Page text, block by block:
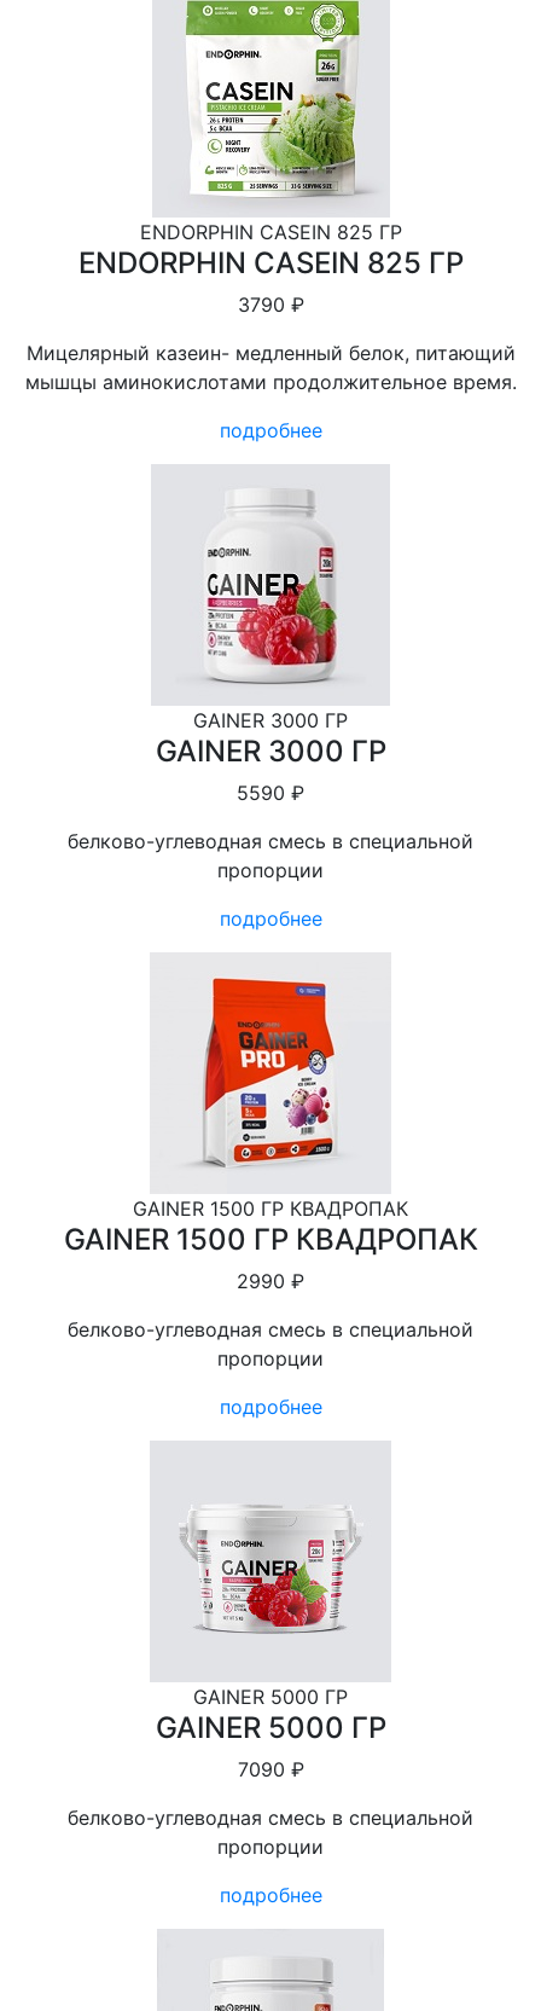
ENDORPHIN CASEIN 825 ГР
ENDORPHIN CASEIN 825 ГР
3790 ₽
Мицелярный казеин- медленный белок, питающий
мышцы аминокислотами продолжительное время.
подробнее
GAINER 3000 ГР
GAINER 3000 ГР
5590 ₽
белково-углеводная смесь в специальной
пропорции
подробнее
GAINER 1500 ГР КВАДРОПАК
GAINER 1500 ГР КВАДРОПАК
2990 ₽
белково-углеводная смесь в специальной
пропорции
подробнее
GAINER 5000 ГР
GAINER 5000 ГР
7090 ₽
белково-углеводная смесь в специальной
пропорции
подробнее